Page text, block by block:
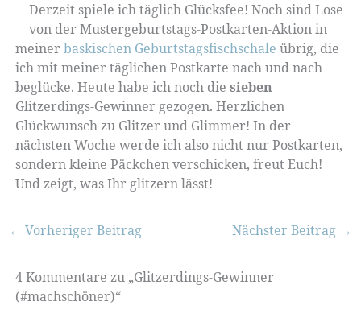
Derzeit spiele ich täglich Glücksfee! Noch sind Lose
von der Mustergeburtstags-Postkarten-Aktion in
meiner baskischen Geburtstagsfischschale übrig, die
ich mit meiner täglichen Postkarte nach und nach
beglücke. Heute habe ich noch die sieben
Glitzerdings-Gewinner gezogen. Herzlichen
Glückwunsch zu Glitzer und Glimmer! In der
nächsten Woche werde ich also nicht nur Postkarten,
sondern kleine Päckchen verschicken, freut Euch!
Und zeigt, was Ihr glitzern lässt!
← Vorheriger Beitrag Nächster Beitrag →
4 Kommentare zu „Glitzerdings-Gewinner
(#machschöner)“